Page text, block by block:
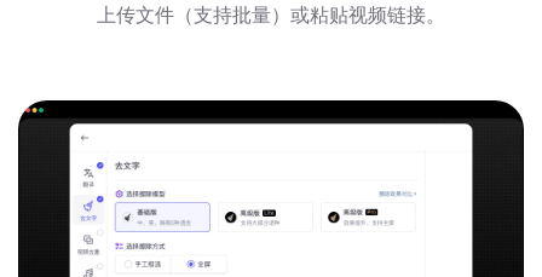
上传文件（支持批量）或粘贴视频链接。